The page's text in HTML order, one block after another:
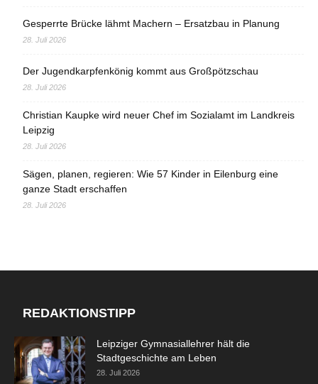
Gesperrte Brücke lähmt Machern – Ersatzbau in Planung
28. Juli 2026
Der Jugendkarpfenkönig kommt aus Großpötzschau
28. Juli 2026
Christian Kaupke wird neuer Chef im Sozialamt im Landkreis
Leipzig
28. Juli 2026
Sägen, planen, regieren: Wie 57 Kinder in Eilenburg eine
ganze Stadt erschaffen
28. Juli 2026
REDAKTIONSTIPP
Leipziger Gymnasiallehrer hält die
Stadtgeschichte am Leben
28. Juli 2026